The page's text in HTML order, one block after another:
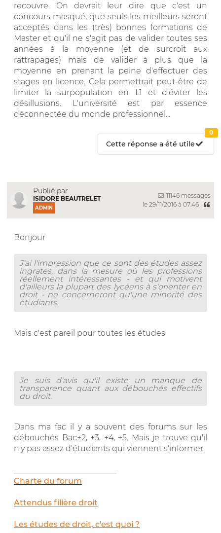
recouvre. On devrait leur dire que c'est un
concours masqué, que seuls les meilleurs seront
acceptés dans les (très) bonnes formations de
Master et qu'il ne s'agit pas de valider toutes ses
années à la moyenne (et de surcroît aux
rattrapages) mais de valider à plus que la
moyenne en prenant la peine d'effectuer des
stages en licence. Cela permettrait peut-être de
limiter la surpopulation en L1 et d'éviter les
désillusions. L'université est par essence
déconnectée du monde professionnel...
Cette réponse a été utile
0
Publié par
ISIDORE BEAUTRELET
ADMIN
11146 messages
le 29/11/2016 à 07:46
Bonjour
J'ai l'impression que ce sont des études assez
ingrates, dans la mesure où les professions
réellement intéressantes - et qui motivent
d'ailleurs la plupart des lycéens à s'orienter en
droit - ne concerneront qu'une minorité des
étudiants.
Mais c'est pareil pour toutes les études
Je suis d'avis qu'il existe un manque de
transparence quant aux débouchés effectifs
du droit.
Dans ma fac il y a souvent des forums sur les
débouchés Bac+2, +3, +4, +5. Mais je trouve qu'il
n'y pas assez d'étudiants qui viennent s'informer.
Charte du forum
Attendus filière droit
Les études de droit, c'est quoi ?